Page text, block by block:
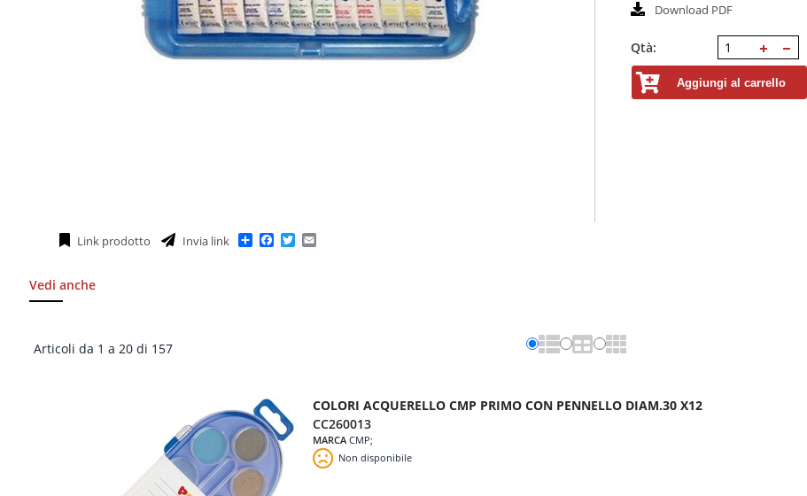
Download PDF
Qtà:
Aggiungi al carrello
Link prodotto Invia link Condividi
Facebook
TwitterEmail
Vedi anche
Articoli da 1 a 20 di 157
COLORI ACQUERELLO CMP PRIMO CON PENNELLO DIAM.30 X12
CC260013
MARCA CMP
Non disponibile